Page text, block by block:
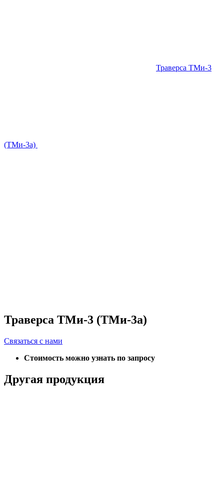
Траверса ТМи-3
(ТМи-3а)
Траверса ТМи-3 (ТМи-3а)
Связаться с нами
Стоимость можно узнать по запросу
Другая продукция